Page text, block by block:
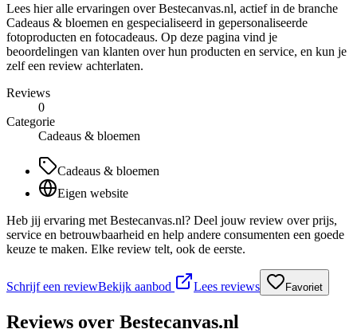
Lees hier alle ervaringen over Bestecanvas.nl, actief in de branche
Cadeaus & bloemen en gespecialiseerd in gepersonaliseerde
fotoproducten en fotocadeaus. Op deze pagina vind je
beoordelingen van klanten over hun producten en service, en kun je
zelf een review achterlaten.
Reviews
0
Categorie
Cadeaus & bloemen
Cadeaus & bloemen
Eigen website
Heb jij ervaring met Bestecanvas.nl? Deel jouw review over prijs,
service en betrouwbaarheid en help andere consumenten een goede
keuze te maken. Elke review telt, ook de eerste.
Schrijf een reviewBekijk aanbod Lees reviews Favoriet
Reviews over Bestecanvas.nl